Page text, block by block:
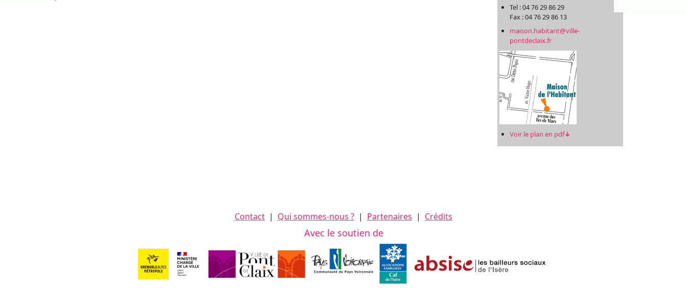
Tel : 04 76 29 86 29
Fax : 04 76 29 86 13
maison.habitant@ville-
pontdeclaix.fr
Voir le plan en pdf↓
Contact | Qui sommes-nous ? | Partenaires | Crédits
Avec le soutien de